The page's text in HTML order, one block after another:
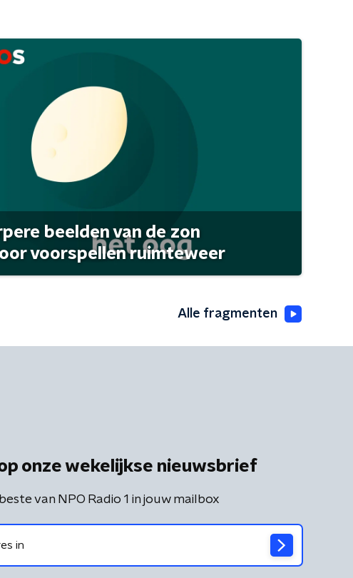
beelden van de zon
voorspellen ruimteweer
Alle fragmenten
onze wekelijkse nieuwsbrief
van NPO Radio 1 in jouw mailbox